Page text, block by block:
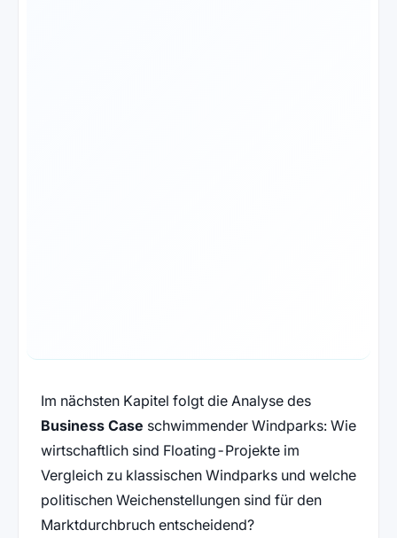
Im nächsten Kapitel folgt die Analyse des
Business Case schwimmender Windparks: Wie
wirtschaftlich sind Floating-Projekte im
Vergleich zu klassischen Windparks und welche
politischen Weichenstellungen sind für den
Marktdurchbruch entscheidend?